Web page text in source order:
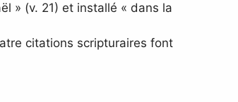
» (v. 21) et installé « dans la
citations scripturaires font